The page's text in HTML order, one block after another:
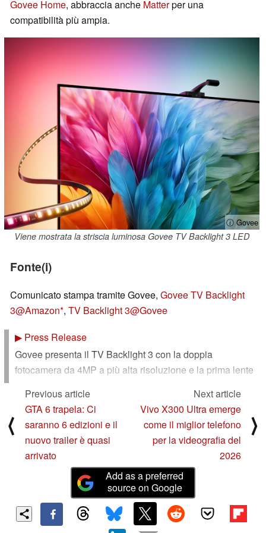
Govee Home, abbraccia anche Matterper una
compatibilità più ampia.
ⓘ Govee
Viene mostrata la striscia luminosa Govee TV Backlight 3 LED
Fonte(i)
Comunicato stampa tramite Govee, Govee TV Backlight
3@Amazon , TV Backlight 3@Govee
▶ Press Release
Govee presenta il TV Backlight 3 con la doppia
fotocamera da 4MP a più alta risoluzione e la prima lente
Con il più alto potere risolutivo di 4 milioni di pixel del
settore e una lente ibrida vetro-plastica a doppia
telecamera, la TV Backlight 3 porta un'illuminazione
ambientale di livello cinematografico in ogni salotto
BELLEVUE, Wash. - 18 maggio 2026 - Govee, leader
globale nel settore dell'illuminazione intelligente, ha
⟨
Previous article
GTA 6 trapela: Ci
saranno 6 edizioni e il
nuovo trailer è quasi
arrivato
Next article
Vivo X300 Ultra emerge
come il miglior telefono
per la videografia del
2026
⟩
Add as a preferred
source on Google